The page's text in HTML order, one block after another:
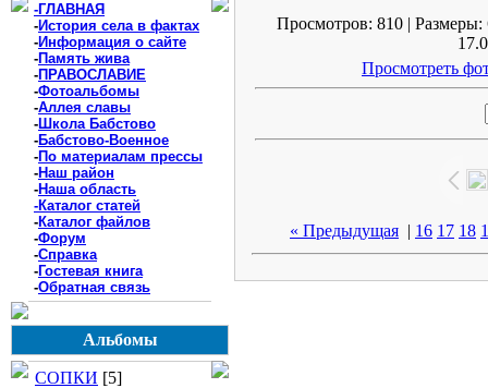
-ГЛАВНАЯ
-История села в фактах
-Информация о сайте
-Память жива
-ПРАВОСЛАВИЕ
-Фотоальбомы
-Аллея славы
-Школа Бабстово
-Бабстово-Военное
-По материалам прессы
-Наш район
-Наша область
-Каталог статей
-Каталог файлов
-Форум
-Справка
-Гостевая книга
-Обратная связь
Альбомы
СОПКИ [5]
Просмотров: 810 |
Просмотреть
« Предыдущая | 16 17 18